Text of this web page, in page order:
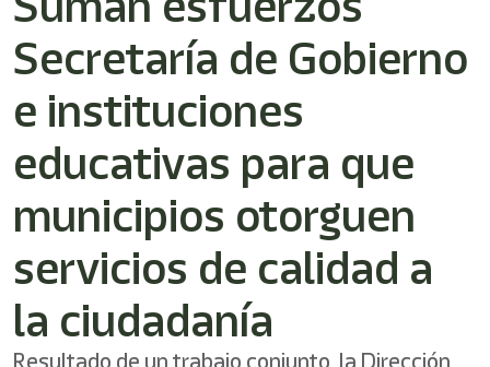
Este
acceso
directo
lector
de
pantalla
ayudarle
navegar
interactuar
con
Secretaría de Gobierno
e instituciones
educativas para que
municipios otorguen
servicios de calidad a
la ciudadanía